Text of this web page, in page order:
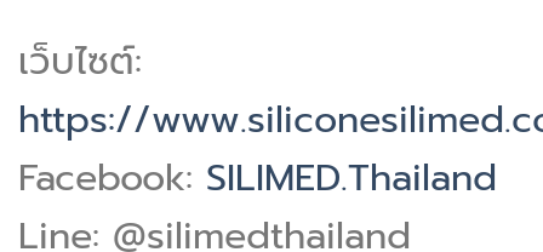
เว็บไซต์:
https://
Facebook: SILIMED.Thailand
Line: @silimedthailand